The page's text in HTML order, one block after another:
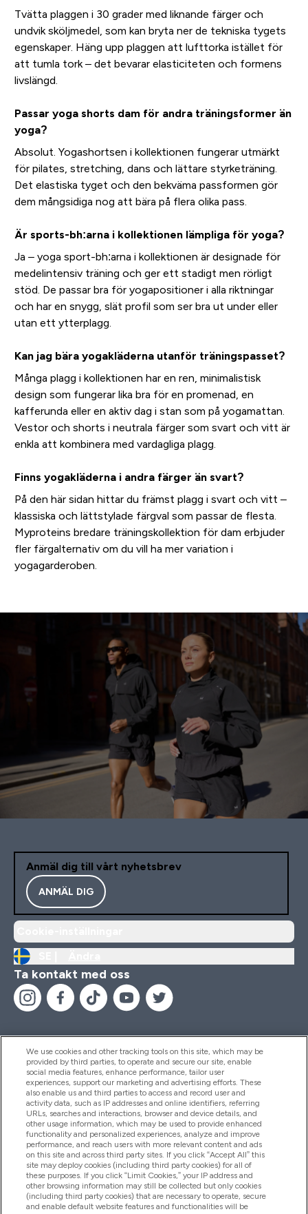
Tvätta plaggen i 30 grader med liknande färger och
undvik sköljmedel, som kan bryta ner de tekniska tygets
egenskaper. Häng upp plaggen att lufttorka istället för
att tumla tork – det bevarar elasticiteten och formens
livslängd.
Passar yoga shorts dam för andra träningsformer än
yoga?
Absolut. Yogashortsen i kollektionen fungerar utmärkt
för pilates, stretching, dans och lättare styrketräning.
Det elastiska tyget och den bekväma passformen gör
dem mångsidiga nog att bära på flera olika pass.
Är sports-bh:arna i kollektionen lämpliga för yoga?
Ja – yoga sport-bh:arna i kollektionen är designade för
medelintensiv träning och ger ett stadigt men rörligt
stöd. De passar bra för yogapositioner i alla riktningar
och har en snygg, slät profil som ser bra ut under eller
utan ett ytterplagg.
Kan jag bära yogakläderna utanför träningspasset?
Många plagg i kollektionen har en ren, minimalistisk
design som fungerar lika bra för en promenad, en
kafferunda eller en aktiv dag i stan som på yogamattan.
Vestor och shorts i neutrala färger som svart och vitt är
enkla att kombinera med vardagliga plagg.
Finns yogakläderna i andra färger än svart?
På den här sidan hittar du främst plagg i svart och vitt –
klassiska och lättstylade färgval som passar de flesta.
Myproteins bredare träningskollektion för dam erbjuder
fler färgalternativ om du vill ha mer variation i
yogagarderoben.
Anmäl dig till vårt nyhetsbrev
ANMÄL DIG
Ta kontakt med oss
Hjälp & Information
Produkter
Företagsinformation
Lojalitet & Belöningar
We use cookies and other tracking tools on this site, which may be
provided by third parties, to operate and secure our site, enable
social media features, enhance performance, tailor user
experiences, support our marketing and advertising efforts. These
also enable us and third parties to access and record user and
activity data, such as IP addresses and online identifiers, referring
URLs, searches and interactions, browser and device details, and
other usage information, which may be used to provide enhanced
functionality and personalized experiences, analyze and improve
performance, and reach users with more relevant content and ads
on this site and across third party sites. If you click “Accept All” this
site may deploy cookies (including third party cookies) for all of
these purposes. If you click “Limit Cookies,” your IP address and
other browsing information may still be collected but only cookies
(including third party cookies) that are necessary to operate, secure
and enable default website features and functionalities will be